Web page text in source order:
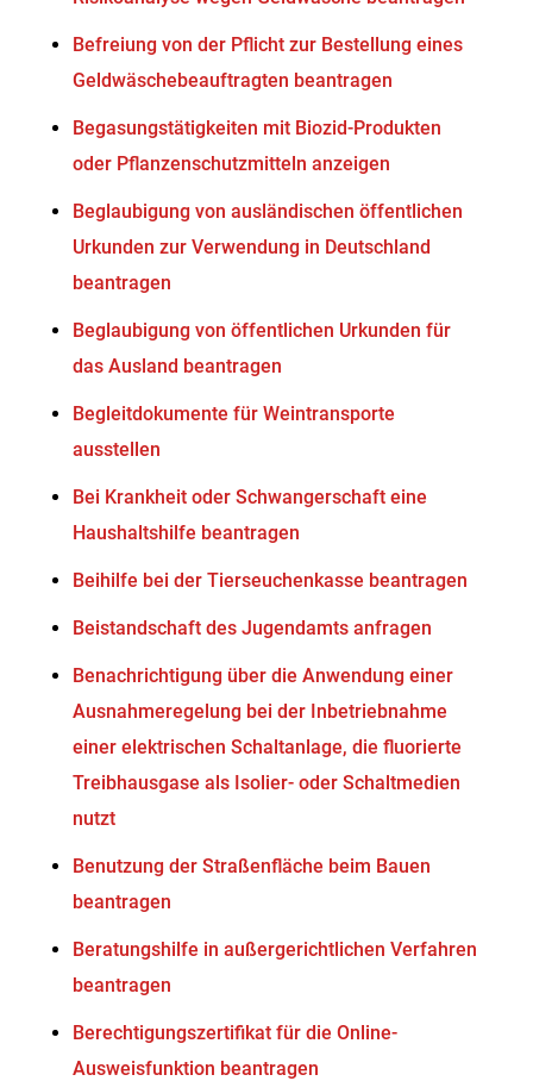
Befreiung von der Pflicht zur Bestellung eines
Geldwäschebeauftragten beantragen
Begasungstätigkeiten mit Biozid-Produkten
oder Pflanzenschutzmitteln anzeigen
Beglaubigung von ausländischen öffentlichen
Urkunden zur Verwendung in Deutschland
beantragen
Beglaubigung von öffentlichen Urkunden für
das Ausland beantragen
Begleitdokumente für Weintransporte
ausstellen
Bei Krankheit oder Schwangerschaft eine
Haushaltshilfe beantragen
Beihilfe bei der Tierseuchenkasse beantragen
Beistandschaft des Jugendamts anfragen
Benachrichtigung über die Anwendung einer
Ausnahmeregelung bei der Inbetriebnahme
einer elektrischen Schaltanlage, die fluorierte
Treibhausgase als Isolier- oder Schaltmedien
nutzt
Benutzung der Straßenfläche beim Bauen
beantragen
Beratungshilfe in außergerichtlichen Verfahren
beantragen
Berechtigungszertifikat für die Online-
Ausweisfunktion beantragen